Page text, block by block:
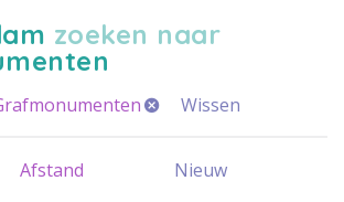
zoeken naar
Wissen
Afstand Nieuw